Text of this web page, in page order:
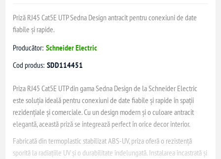
Priză RJ45 Cat5E UTP Sedna Design antracit pentru conexiuni de date
fiabile și rapide.
Producător: Schneider Electric
Cod produs: SDD114451
Priza RJ45 Cat5E UTP din gama Sedna Design de la Schneider Electric
este soluția ideală pentru conexiuni de date fiabile și rapide în spații
rezidențiale și comerciale. Cu un design modern și o culoare antracit
elegantă, această priză se integrează perfect în orice decor interior.
Fabricată din termoplastic stabilizat ABS-UV, priza oferă o rezistență
sporită la radiațiile UV și o durabilitate îndelungată. Instalarea încastrată și